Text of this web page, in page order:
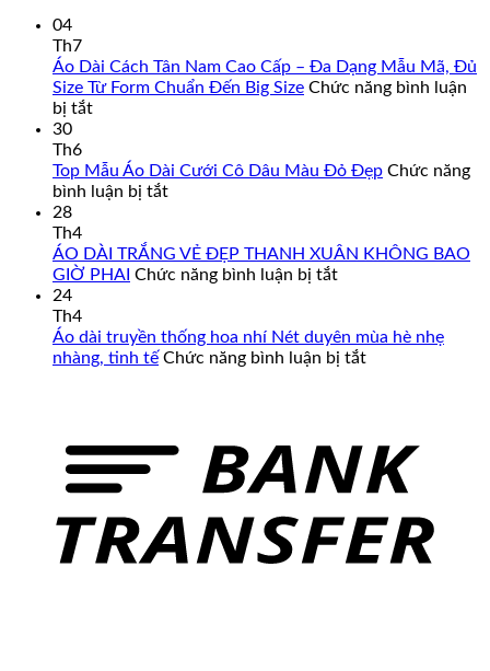
04
Th7
Áo Dài Cách Tân Nam Cao Cấp – Đa Dạng Mẫu Mã, Đủ
Size Từ Form Chuẩn Đến Big Size Chức năng bình luận
bị tắtở
Cách
Tân
Cấp
–
Mẫu
Mã,
Chuẩn
Đến
Size
30
Th6
Top Mẫu Áo Dài Cưới Cô Dâu Màu Đỏ Đẹp Chức năng
bình luận bị tắtở
Áo
Dài
Dâu
Màu
28
Th4
ÁO DÀI TRẮNG VẺ ĐẸP THANH XUÂN KHÔNG BAO
GIỜ PHAI Chức năng bình luận bị tắtở
TRẮNG
VẺ
BAO
GIỜ
24
Th4
Áo dài truyền thống hoa nhí Nét duyên mùa hè nhẹ
nhàng, tinh tế Chức năng bình luận bị tắtở
hoa
nhí
duyên
mùa
hè